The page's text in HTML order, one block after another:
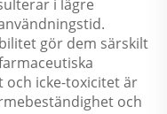
i lägre
gör dem särskilt
icke-toxicitet är
och